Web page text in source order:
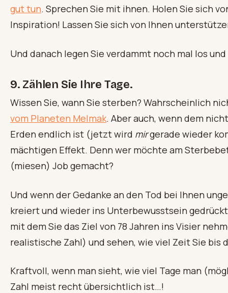
gut tun. Sprechen Sie mit ihnen. Holen Sie sich
Inspiration! Lassen Sie sich von Ihnen
Und danach legen Sie verdammt noch mal los
9. Zählen Sie Ihre Tage.
Wissen Sie, wann Sie sterben? Wahrscheinlich
vom Planeten Melmak. Aber auch, wenn dem
Erden endlich ist (jetzt wird mirgerade wieder
mächtigen Effekt. Denn wer möchte am
(miesen) Job gemacht?
Und wenn der Gedanke an den Tod bei Ihnen
kreiert und wieder ins Unterbewusstsein
mit dem Sie das Ziel von 78 Jahren ins Visier
realistische Zahl) und sehen, wie viel Zeit Sie bis
Kraftvoll, wenn man sieht, wie viel Tage man
Zahl meist recht übersichtlich ist…!